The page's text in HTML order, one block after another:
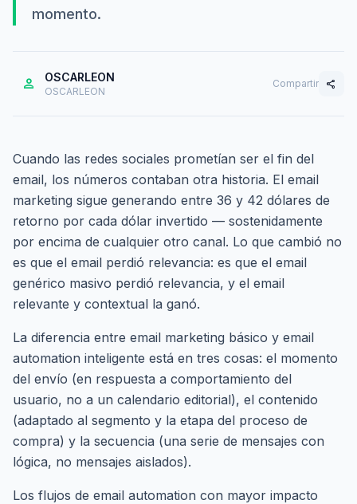
momento.
person OSCARLEON
OSCARLEON
Compartir share
Cuando las redes sociales prometían ser el fin del
email, los números contaban otra historia. El email
marketing sigue generando entre 36 y 42 dólares de
retorno por cada dólar invertido — sostenidamente
por encima de cualquier otro canal. Lo que cambió no
es que el email perdió relevancia: es que el email
genérico masivo perdió relevancia, y el email
relevante y contextual la ganó.
La diferencia entre email marketing básico y email
automation inteligente está en tres cosas: el momento
del envío (en respuesta a comportamiento del
usuario, no a un calendario editorial), el contenido
(adaptado al segmento y la etapa del proceso de
compra) y la secuencia (una serie de mensajes con
lógica, no mensajes aislados).
Los flujos de email automation con mayor impacto